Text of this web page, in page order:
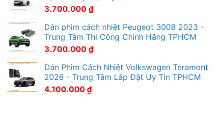
3.700.000 ₫
Dán phim cách nhiệt Peugeot 3008 2023 -
Trung Tâm Thi Công Chính Hãng TPHCM
3.700.000 ₫
Dán Phim Cách Nhiệt Volkswagen Teramont
2026 - Trung Tâm Lắp Đặt Uy Tín TPHCM
4.100.000 ₫